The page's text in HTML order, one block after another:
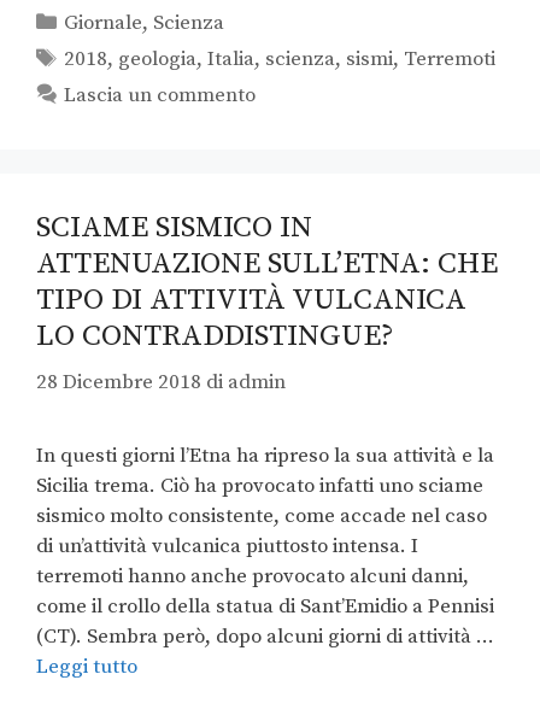
Giornale, Scienza
2018, geologia,Italia, scienza, sismi, Terremoti
Lascia un commento
SCIAME SISMICO IN
ATTENUAZIONE SULL’ETNA: CHE
TIPO DI ATTIVITÀ VULCANICA
LO CONTRADDISTINGUE?
28 Dicembre 2018 di admin
In questi giorni l’Etna ha ripreso la sua attività e la
Sicilia trema. Ciò ha provocato infatti uno sciame
sismico molto consistente, come accade nel caso
di un’attività vulcanica piuttosto intensa. I
terremoti hanno anche provocato alcuni danni,
come il crollo della statua di Sant’Emidio a Pennisi
(CT). Sembra però, dopo alcuni giorni di attività …
Leggi tutto